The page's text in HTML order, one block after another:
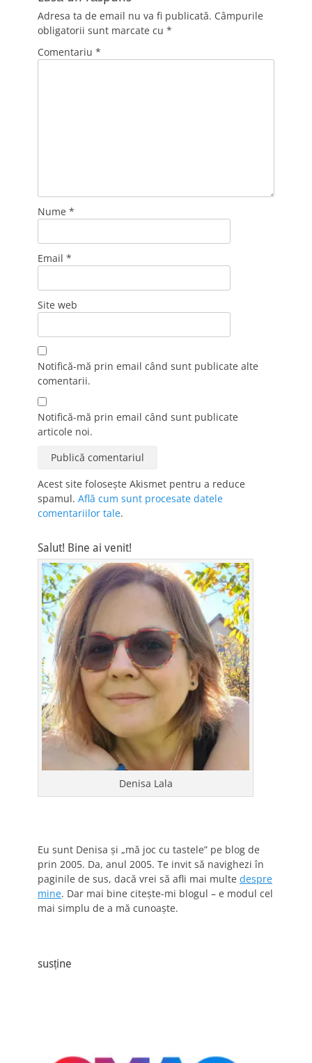
Adresa ta de email nu va fi publicată. Câmpurile
obligatorii sunt marcate cu *
Comentariu *
Nume *
Email *
Site web
Notifică-mă prin email când sunt publicate alte
comentarii.
Notifică-mă prin email când sunt publicate
articole noi.
Acest site folosește Akismet pentru a reduce
spamul. Află cum sunt procesate datele
comentariilor tale.
Salut! Bine ai venit!
Denisa Lala
Eu sunt Denisa și „mă joc cu tastele” pe blog de
prin 2005. Da, anul 2005. Te invit să navighezi în
paginile de sus, dacă vrei să afli mai multe despre
mine. Dar mai bine citește-mi blogul – e modul cel
mai simplu de a mă cunoaște.
susține